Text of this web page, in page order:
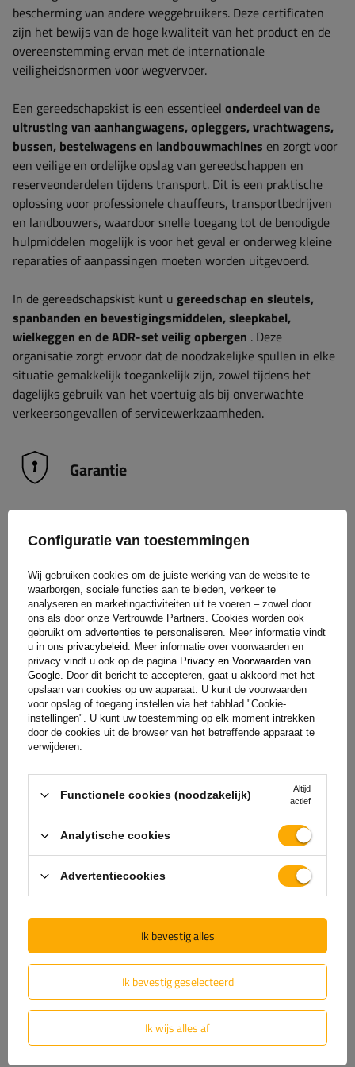
bescherming van andere weggebruikers. Deze certificaten
zijn het bewijs van de hoge kwaliteit van het product en de
overeenstemming ervan met de internationale
veiligheidsnormen voor wegvervoer.
Een gereedschapskist is een essentieel onderdeel van de
uitrusting van aanhangwagens, opleggers, vrachtwagens,
bussen, bestelwagens en landbouwmachines en zorgt voor
een veilige en ordelijke opslag van gereedschappen en
reserveonderdelen tijdens transport. Dit is een praktische
oplossing voor professionele chauffeurs, transportbedrijven
en landbouwers, waardoor snelle toegang tot de benodigde
hulpmiddelen mogelijk is voor het geval er onderweg kleine
reparaties of aanpassingen moeten worden uitgevoerd.
In de gereedschapskist kunt u gereedschap en sleutels,
spanbanden en bevestigingsmiddelen, sleepkabel,
wielkeggen en de ADR-set veilig opbergen . Deze
organisatie zorgt ervoor dat de noodzakelijke spullen in elke
situatie gemakkelijk toegankelijk zijn, zowel tijdens het
dagelijks gebruik van het voertuig als bij onverwachte
verkeersongevallen of servicewerkzaamheden.
Garantie
jaar garantie.Op deze manier kun je het gebruiken zonder je
storing. Met het oog op jouw tevredenheid hebben we het
proces voor het indienen van een eventuele klacht zo
eenvoudig mogelijk gemaakt - het enige wat je hoeft te doen
het formulier dat beschikbaar is op onze website in te
vullen en op te sturen.
Hulp
Heb je vragen over de keuze of het gebruik van onze
producten? Neem contact met ons op! De specialisten van
Unitrailer geven je graag alle informatie.
+31 30 3100444 unitrailer@utrailer.nl
Specificaties
Levering
Stel uw vraag
Configuratie van toestemmingen
Wij gebruiken cookies om de juiste werking van de website te
waarborgen, sociale functies aan te bieden, verkeer te
analyseren en marketingactiviteiten uit te voeren – zowel door
ons als door onze Vertrouwde Partners. Cookies worden ook
gebruikt om advertenties te personaliseren. Meer informatie vindt
u in ons privacybeleid. Meer informatie over voorwaarden en
privacy vindt u ook op de pagina Privacy en Voorwaarden van
Google. Door dit bericht te accepteren, gaat u akkoord met het
opslaan van cookies op uw apparaat. U kunt de voorwaarden
voor opslag of toegang instellen via het tabblad "Cookie-
instellingen". U kunt uw toestemming op elk moment intrekken
door de cookies uit de browser van het betreffende apparaat te
verwijderen.
Functionele cookies (noodzakelijk)
Altijd
actief
Analytische cookies
Advertentiecookies
Ik bevestig geselecteerd
Ik wijs alles af
Ik bevestig alles